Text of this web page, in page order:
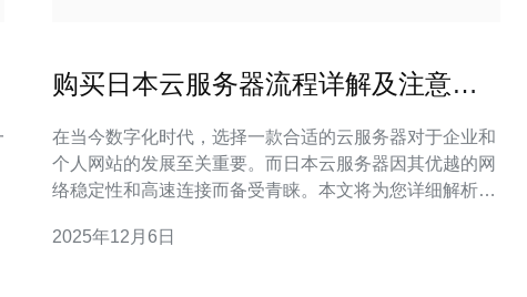
购买日本云服务器流程详解及注意事
在当今数字化时代，选择一款合适的云服务器对于企业和
个人网站的发展至关重要。而日本云服务器因其优越的网
络稳定性和高速连接而备受青睐。本文将为您详细解析购
器方案，确保您的网站能高效稳定地运行。 1. 了解日本
2025年12月6日